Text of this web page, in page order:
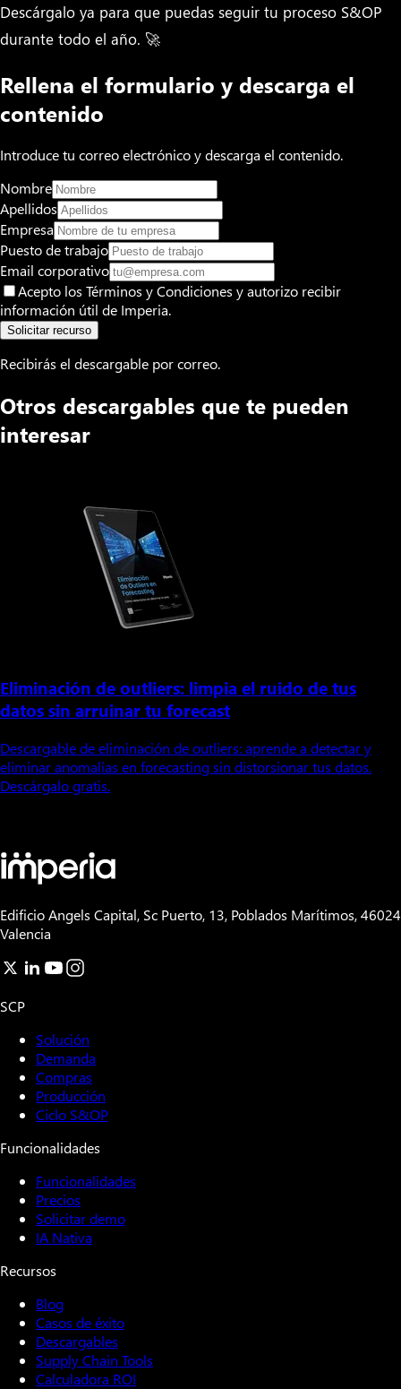
Descárgalo ya para que puedas seguir tu proceso S&OP
durante todo el año. 🚀
Rellena el formulario y descarga el
contenido
Introduce tu correo electrónico y descarga el contenido.
Nombre
Apellidos
Empresa
Puesto de trabajo
Email corporativo
Acepto los Términos y Condiciones y autorizo recibir
información útil de Imperia.
Solicitar recurso
Recibirás el descargable por correo.
Otros descargables que te pueden
interesar
Eliminación de outliers: limpia el ruido de tus
datos sin arruinar tu forecast
Descargable de eliminación de outliers: aprende a detectar y
eliminar anomalías en forecasting sin distorsionar tus datos.
Descárgalo gratis.
Edificio Angels Capital, Sc Puerto, 13, Poblados Marítimos, 46024
Valencia
SCP
Solución
Demanda
Compras
Producción
Ciclo S&OP
Funcionalidades
Funcionalidades
Precios
Solicitar demo
IA Nativa
Recursos
Blog
Casos de éxito
Descargables
Supply Chain Tools
Calculadora ROI